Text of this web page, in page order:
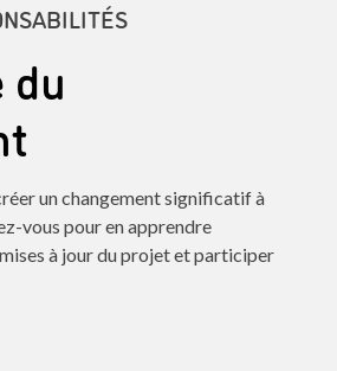
du
un changement significatif à
vous pour en apprendre
à jour du projet et participer